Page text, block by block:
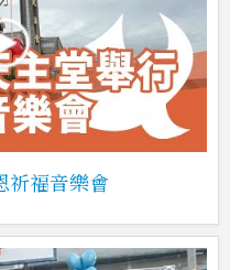
祈福音樂會